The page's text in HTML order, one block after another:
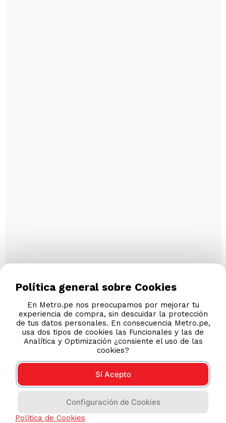
Política general sobre Cookies
En Metro.pe nos preocupamos por mejorar tu
experiencia de compra, sin descuidar la protección
de tus datos personales. En consecuencia Metro.pe,
usa dos tipos de cookies las Funcionales y las de
Analítica y Optimización ¿consiente el uso de las
cookies?
Sí Acepto
Configuración de Cookies
Política de Cookies